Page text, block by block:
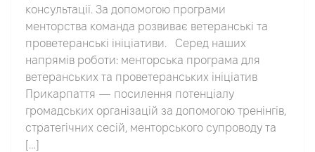
консультації. За допомогою програми
менторства команда розвиває ветеранські та
проветеранські ініціативи. Серед наших
напрямів роботи: менторська програма для
ветеранських та проветеранських ініціатив
Прикарпаття — посилення потенціалу
громадських організацій за допомогою тренінгів,
стратегічних сесій, менторського супроводу та
[…]